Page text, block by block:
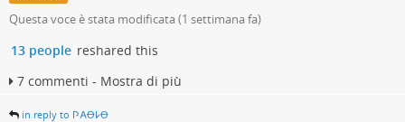
Questa voce è stata modificata (1 settimana fa)
13 people reshared this
7 commenti - Mostra di più
in reply to 𐌐𐌀Ꝋ𐌋Ꝋ